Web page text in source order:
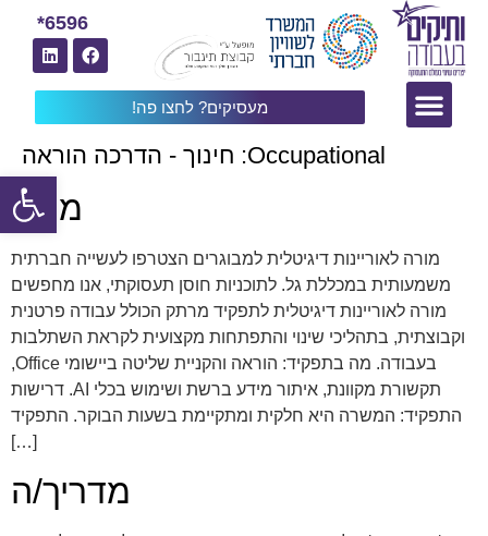
מעסיקים? לחצו פה!
6596*
Occupational: חינוך - הדרכה הוראה
מורה
מורה לאוריינות דיגיטלית למבוגרים הצטרפו לעשייה חברתית
משמעותית במכללת גל. לתוכניות חוסן תעסוקתי, אנו מחפשים
מורה לאוריינות דיגיטלית לתפקיד מרתק הכולל עבודה פרטנית
וקבוצתית, בתהליכי שינוי והתפתחות מקצועית לקראת השתלבות
בעבודה. מה בתפקיד: הוראה והקניית שליטה ביישומי Office,
תקשורת מקוונת, איתור מידע ברשת ושימוש בכלי AI. דרישות
התפקיד: המשרה היא חלקית ומתקיימת בשעות הבוקר. התפקיד
[…]
מדריך/ה